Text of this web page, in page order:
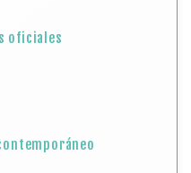
oficiales